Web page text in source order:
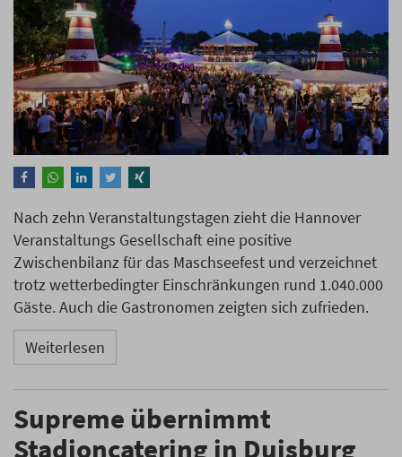
Nach zehn Veranstaltungstagen zieht die Hannover
Veranstaltungs Gesellschaft eine positive
Zwischenbilanz für das Maschseefest und verzeichnet
trotz wetterbedingter Einschränkungen rund 1.040.000
Gäste. Auch die Gastronomen zeigten sich zufrieden.
Weiterlesen
Supreme übernimmt
Stadioncatering in Duisburg